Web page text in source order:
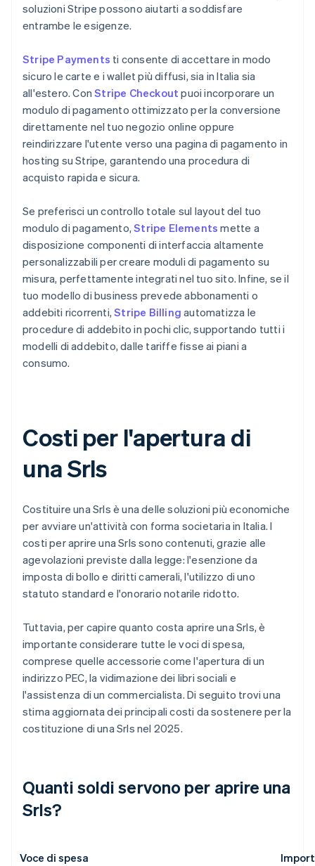
soluzioni Stripe possono aiutarti a soddisfare
entrambe le esigenze.
Stripe Payments ti consente di accettare in modo
sicuro le carte e i wallet più diffusi, sia in Italia sia
all'estero. ConStripe Checkout puoi incorporare un
modulo di pagamento ottimizzato per la conversione
direttamente nel tuo negozio online oppure
reindirizzare l'utente verso una pagina di pagamento in
hosting su Stripe, garantendo una procedura di
acquisto rapida e sicura.
Se preferisci un controllo totale sul layout del tuo
modulo di pagamento,Stripe Elements mette a
disposizione componenti di interfaccia altamente
personalizzabili per creare moduli di pagamento su
misura, perfettamente integrati nel tuo sito. Infine, se il
tuo modello di business prevede abbonamenti o
addebiti ricorrenti,Stripe Billing automatizza le
procedure di addebito in pochi clic, supportando tutti i
modelli di addebito, dalle tariffe fisse ai piani a
consumo.
Costi per l'apertura di
una Srls
Costituire una Srls è una delle soluzioni più economiche
per avviare un'attività con forma societaria in Italia. I
costi per aprire una Srls sono contenuti, grazie alle
agevolazioni previste dalla legge: l'esenzione da
imposta di bollo e diritti camerali, l'utilizzo di uno
statuto standard e l'onorario notarile ridotto.
Tuttavia, per capire quanto costa aprire una Srls, è
importante considerare tutte le voci di spesa,
comprese quelle accessorie come l'apertura di un
indirizzo PEC, la vidimazione dei libri sociali e
l'assistenza di un commercialista. Di seguito trovi una
stima aggiornata dei principali costi da sostenere per la
costituzione di una Srls nel 2025.
Quanti soldi servono per aprire una
Srls?
Voce di spesa